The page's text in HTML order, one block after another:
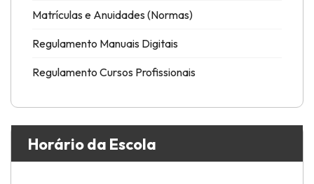
Matrículas e Anuidades (Normas)
Regulamento Manuais Digitais
Regulamento Cursos Profissionais
Horário da Escola